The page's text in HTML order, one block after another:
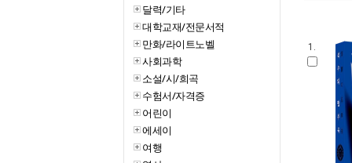
달력/기타
대학교재/전문서적
만화/라이트노벨
사회과학
소설/시/희곡
수험서/자격증
어린이
에세이
여행
1.